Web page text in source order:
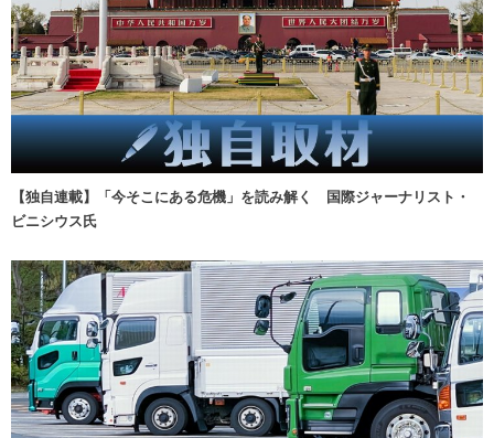
【独自連載】「今そこにある危機」を読み解く 国際ジャーナリスト・
ビニシウス氏